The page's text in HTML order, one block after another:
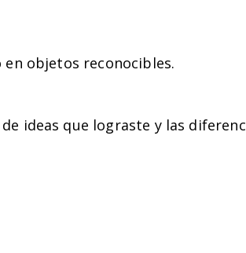
objetos reconocibles.
ideas que lograste y las